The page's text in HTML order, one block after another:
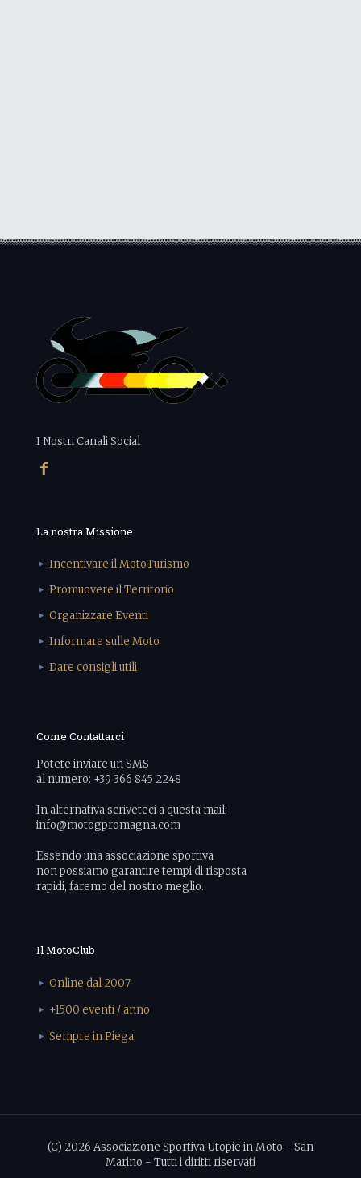
I Nostri Canali Social
La nostra Missione
Incentivare il MotoTurismo
Promuovere il Territorio
Organizzare Eventi
Informare sulle Moto
Dare consigli utili
Come Contattarci
Potete inviare un SMS
al numero: +39 366 845 2248
In alternativa scriveteci a questa mail:
info@motogpromagna.com
Essendo una associazione sportiva
non possiamo garantire tempi di risposta
rapidi, faremo del nostro meglio.
Il MotoClub
Online dal 2007
+1500 eventi / anno
Sempre in Piega
(C) 2026 Associazione Sportiva Utopie in Moto - San
Marino - Tutti i diritti riservati